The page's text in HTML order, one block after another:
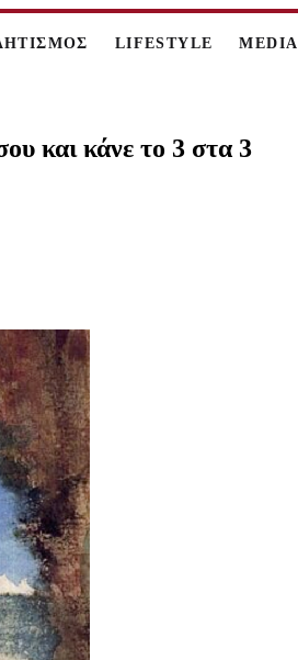
LIFESTYLE MEDIA
και κάνε το 3 στα 3